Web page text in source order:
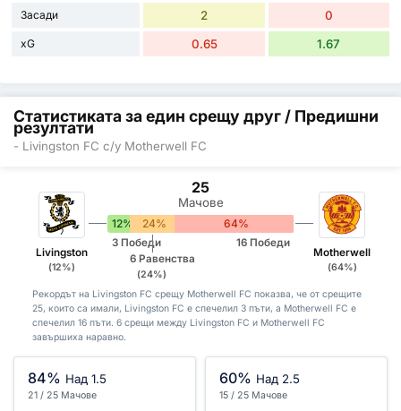
Засади 2 0
xG 0.65 1.67
Статистиката за един срещу друг / Предишни
резултати
- Livingston FC с/у Motherwell FC
Livingston
(12%)
25
Мачове
12% 24% 64%
3 Победи
6 Равенства
(24%)
16 Победи
Motherwell
(64%)
Рекордът на Livingston FC срещу Motherwell FC показва, че от срещите
25, които са имали, Livingston FC е спечелил 3 пъти, а Motherwell FC е
спечелил 16 пъти. 6 срещи между Livingston FC и Motherwell FC
завършиха наравно.
84% Над 1.5
21 / 25 Мачове
60% Над 2.5
15 / 25 Мачове